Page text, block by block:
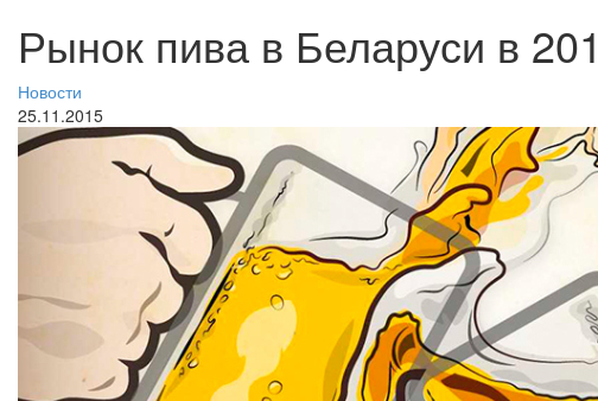
Рынок пива в Беларуси в
Новости
25.11.2015